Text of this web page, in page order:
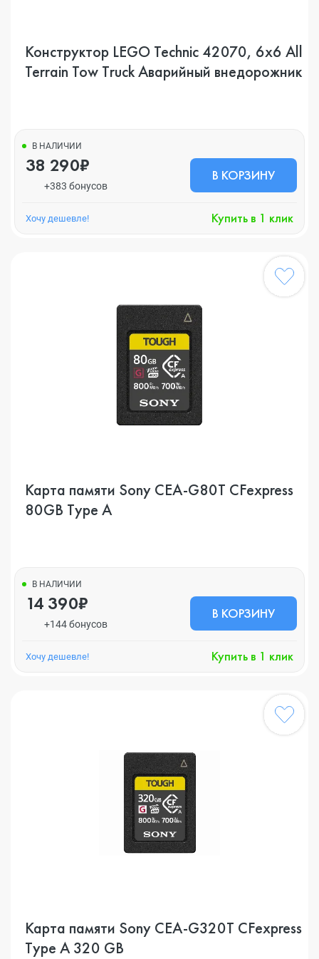
Конструктор LEGO Technic 42070, 6x6 All
Terrain Tow Truck Аварийный внедорожник
В НАЛИЧИИ
38 290₽
+383 бонусов
В КОРЗИНУ
Хочу дешевле! Купить в 1 клик
Карта памяти Sony CEA-G80T CFexpress
80GB Type A
В НАЛИЧИИ
14 390₽
+144 бонусов
В КОРЗИНУ
Хочу дешевле! Купить в 1 клик
Карта памяти Sony CEA-G320T CFexpress
Type A 320 GB